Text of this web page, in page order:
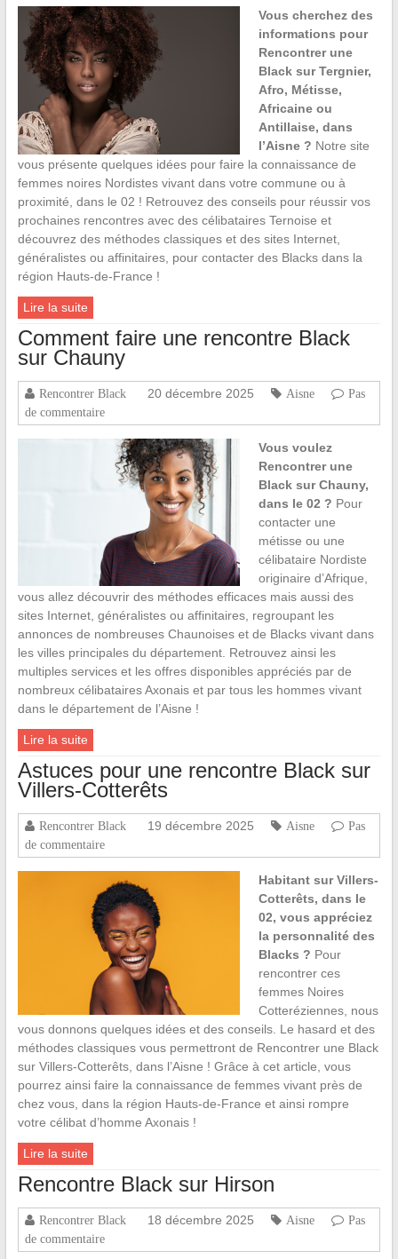
Vous cherchez des
informations pour
Rencontrer une
Black sur Tergnier,
Afro, Métisse,
Africaine ou
Antillaise, dans
l’Aisne ? Notre site
vous présente quelques idées pour faire la connaissance de
femmes noires Nordistes vivant dans votre commune ou à
proximité, dans le 02 ! Retrouvez des conseils pour réussir vos
prochaines rencontres avec des célibataires Ternoise et
découvrez des méthodes classiques et des sites Internet,
généralistes ou affinitaires, pour contacter des Blacks dans la
région Hauts-de-France !
Lire la suite
Comment faire une rencontre Black
sur Chauny
Rencontrer Black 20 décembre 2025 Aisne
Pas
de commentaire
Vous voulez
Rencontrer une
Black sur Chauny,
dans le 02 ? Pour
contacter une
métisse ou une
célibataire Nordiste
originaire d’Afrique,
vous allez découvrir des méthodes efficaces mais aussi des
sites Internet, généralistes ou affinitaires, regroupant les
annonces de nombreuses Chaunoises et de Blacks vivant dans
les villes principales du département. Retrouvez ainsi les
multiples services et les offres disponibles appréciés par de
nombreux célibataires Axonais et par tous les hommes vivant
dans le département de l’Aisne !
Lire la suite
Astuces pour une rencontre Black sur
Villers-Cotterêts
Rencontrer Black 19 décembre 2025 Aisne
Pas
de commentaire
Habitant sur Villers-
Cotterêts, dans le
02, vous appréciez
la personnalité des
Blacks ? Pour
rencontrer ces
femmes Noires
Cotteréziennes, nous
vous donnons quelques idées et des conseils. Le hasard et des
méthodes classiques vous permettront de Rencontrer une Black
sur Villers-Cotterêts, dans l’Aisne ! Grâce à cet article, vous
pourrez ainsi faire la connaissance de femmes vivant près de
chez vous, dans la région Hauts-de-France et ainsi rompre
votre célibat d’homme Axonais !
Lire la suite
Rencontre Black sur Hirson
Rencontrer Black 18 décembre 2025 Aisne
Pas
de commentaire